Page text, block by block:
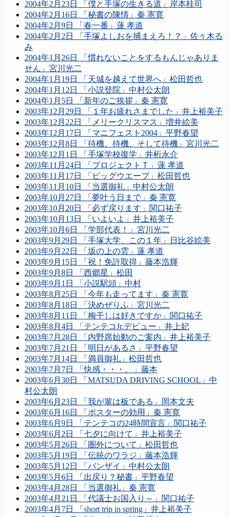
2004年2月23日 「僕と手塚の生きる道」岸本桂司
2004年2月16日 「秘書の陳情」秦 憲寛
2004年2月9日 「春一番」蓮 孝道
2004年2月2日 「手塚よしおを捕まえろ！？」佐々木る
み
2004年1月26日 「慣れないことをするもんじゃありま
せん」宮川光二
2004年1月19日 「天城を越えて世界へ」松田哲也
2004年1月12日 「小説登院」中村公太朗
2004年1月5日 「新年のご挨拶」秦 憲寛
2003年12月29日 「１年お疲れさまでした」井上裕美子
2003年12月22日 「メリークリスマス」増井絵美
2003年12月17日 「マニフェスト2004」平野春望
2003年12月8日 「待機、待機、そして待機」宮川光二
2003年12月1日 「手塚学校復学」井桁永介
2003年11月24日 「プロジェクトＴ」蓮 孝道
2003年11月17日 「ビッグウエーブ」松田哲也
2003年11月10日 「当選御礼」中村公太朗
2003年10月27日 「夢叶う日まで」秦 憲寛
2003年10月20日 「必ず戻ります」関口祐子
2003年10月13日 「いよいよ」井上裕美子
2003年10月6日 「学部代表！」宮川光二
2003年9月29日 「手塚大学、この１年」日比谷絵美
2003年9月22日 「坂の上の雲」蓮 孝道
2003年9月15日 「祝！免許取得」藤本浩輝
2003年9月8日 「西郷星」松田
2003年9月1日 「小説駅頭」中村
2003年8月25日 「今年も走ってます」秦 憲寛
2003年8月18日 「決めぜりふ」宮川光二
2003年8月11日 「梅干しは好きですか」関口祐子
2003年8月4日 「テンテコJr.デビュー」井上妃
2003年7月28日 「内野席始動のご案内」井上裕美子
2003年7月21日 「明日があるさ」平野春望
2003年7月14日 「満員御礼」松田哲也
2003年7月7日 「快感・・・。」藤本
2003年6月30日 「MATSUDA DRIVING SCHOOL」中
村公太朗
2003年6月23日 「我が輩は板である」岡本文夫
2003年6月16日 「ポスターの効用」秦 憲寛
2003年6月9日 「テンテコの24時間宣言」関口祐子
2003年6月2日 「七夕に向けて」井上裕美子
2003年5月26日 「圏外について」松田哲也
2003年5月19日 「伝統のワラジ」藤本浩輝
2003年5月12日 「バンザイ」中村公太朗
2003年5月6日 「出戻り？秘書」平野春望
2003年4月28日 「当選御礼」秦 憲寛
2003年4月21日 「代議士お国入り～」関口祐子
2003年4月7日 「short trip in spring」井上裕美子